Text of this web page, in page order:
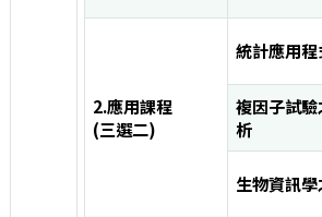
2.應用課程
(三選二)
統計應用
複因子試
析
生物資訊